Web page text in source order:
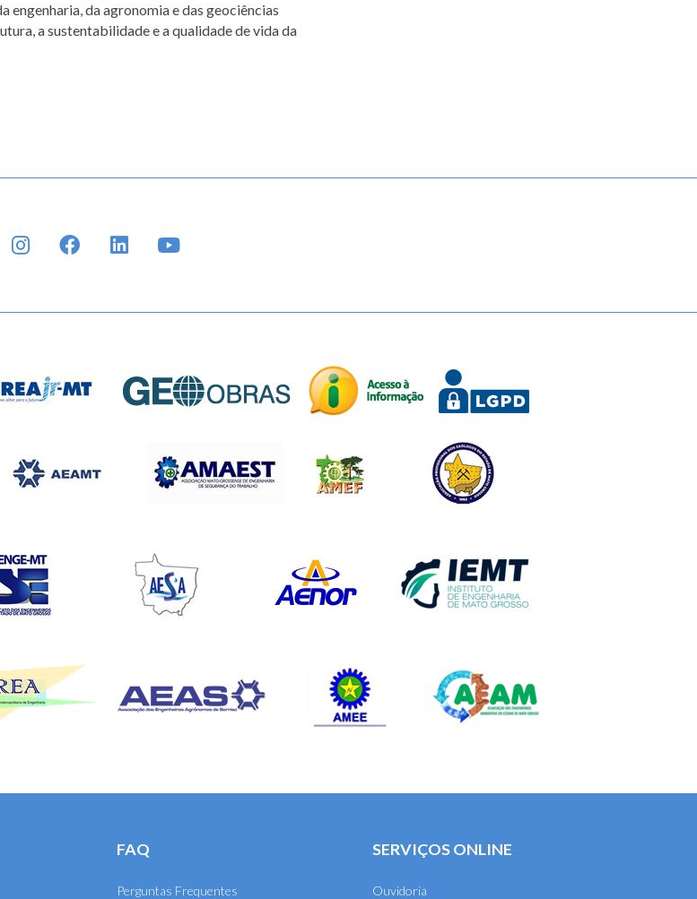
engenharia, da agronomia e das geociências
a sustentabilidade e a qualidade de vida da
INSTAGRAMFACEBOOKLINKEDIN
FAQ
Perguntas Frequentes
SERVIÇOS ONLINE
Ouvidoria